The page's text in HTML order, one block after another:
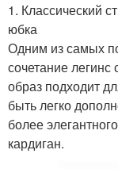
1. Классический
юбка
Одним из самых
сочетание
образ подходит
быть легко
более
кардиган.